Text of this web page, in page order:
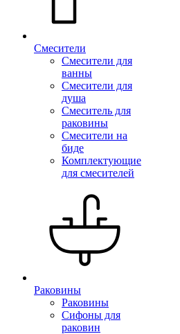
Смесители
Смесители для
ванны
Смесители для
душа
Смеситель для
раковины
Смесители на
биде
Комплектующие
для смесителей
Раковины
Раковины
Сифоны для
раковин